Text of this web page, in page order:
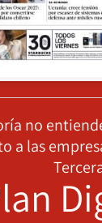
no
a las